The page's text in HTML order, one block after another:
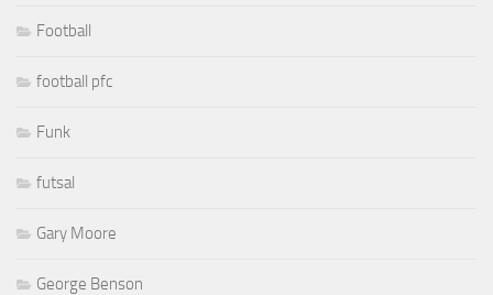
Football
football pfc
Funk
futsal
Gary Moore
George Benson